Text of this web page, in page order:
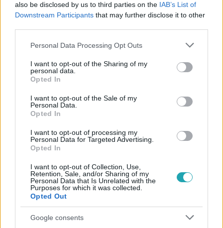
also be disclosed by us to third parties on the IAB’s List of
Downstream Participants that may further disclose it to other
Please note that this website/app uses one or more Google
not limited to your visit or usage behaviour. You may click to
grant or deny consent to Google and its third-party tags to
use your data for below specified purposes in below Google
consent section.
Personal Data Processing Opt Outs
I want to opt-out of the Sharing of my
personal data.
Opted In
I want to opt-out of the Sale of my
Personal Data.
Opted In
I want to opt-out of processing my
Personal Data for Targeted Advertising.
Opted In
I want to opt-out of Collection, Use,
Retention, Sale, and/or Sharing of my
Personal Data that Is Unrelated with the
Purposes for which it was collected.
Opted Out
Google consents
Követem
HAJDÚSÁMSON
Népszerű